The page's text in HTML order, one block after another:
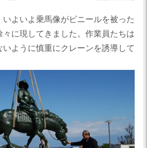
よいよ乗馬像がビニールを被った
々に現してきました。作業員たちは
ように慎重にクレーンを誘導して